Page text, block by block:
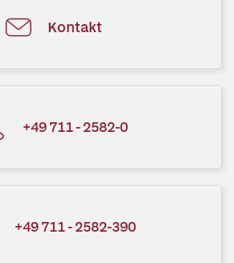
Kontakt
+49 711 - 2582-0
+49 711 - 2582-390